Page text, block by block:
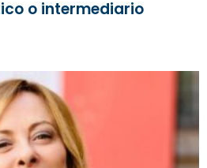
o intermediario